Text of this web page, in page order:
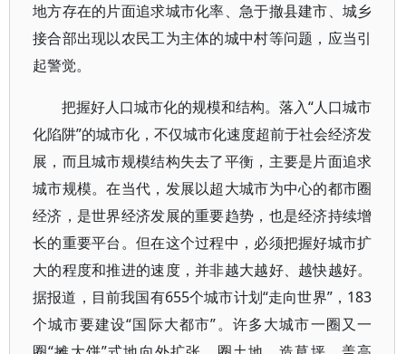
地方存在的片面追求城市化率、急于撤县建市、城乡
接合部出现以农民工为主体的城中村等问题，应当引
起警觉。
把握好人口城市化的规模和结构。落入“人口城市
化陷阱”的城市化，不仅城市化速度超前于社会经济发
展，而且城市规模结构失去了平衡，主要是片面追求
城市规模。在当代，发展以超大城市为中心的都市圈
经济，是世界经济发展的重要趋势，也是经济持续增
长的重要平台。但在这个过程中，必须把握好城市扩
大的程度和推进的速度，并非越大越好、越快越好。
据报道，目前我国有655个城市计划“走向世界”，183
个城市要建设“国际大都市”。许多大城市一圈又一